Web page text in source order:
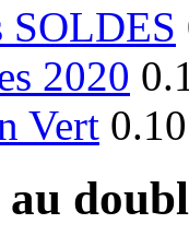
SOLDES
2020
Vert